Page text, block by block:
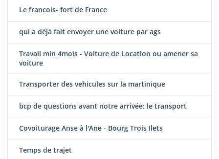
Le francois- fort de France
qui a déjà fait envoyer une voiture par ags
Travail min 4mois - Voiture de Location ou amener sa
voiture
Transporter des vehicules sur la martinique
bcp de questions avant notre arrivée: le transport
Covoiturage Anse à l'Ane - Bourg Trois Ilets
Temps de trajet